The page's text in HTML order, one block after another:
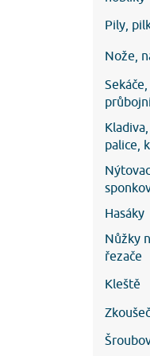
Pily,
Nože,
Sekáče,
palice,
Hasáky
Nůžky
řezače
Kleště